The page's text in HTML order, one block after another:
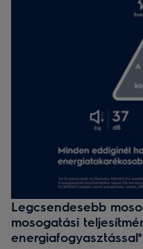
Legcsendesebb
mosogatási
energiafogyasztással*